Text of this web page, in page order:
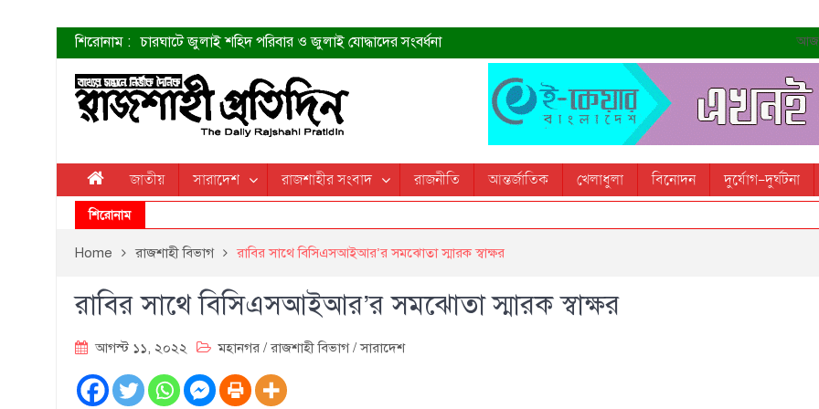
শিরোনাম : চারঘাটে জুলাই শহিদ পরিবার ও জুলাই যোদ্ধাদের সংবর্ধনা
শহীদদের প্রত্যাশা এখনো পূরণ হয়নি: ডা. শফিকুর রহমান
ত্বক ভালো রাখতে যে ৫ কাজ করবেন
জুলাই স্মৃতি জাদুঘরের দুয়ার খুলেছে উদ্বোধন করলেন প্রধানমন্ত্রী
শাহরুখের নতুন সিনেমার লুক
কোয়ার্টার ফাইনালে নেইমারের দুর্দান্ত অ্যাসিস্টে সান্তোস
ডেনিস লিয়ামিন রাশিয়ার ড্রোন বাহিনীর প্রধান হলেন
জুলাই শহিদদের আত্মত্যাগ জাতি চিরকাল শ্রদ্ধার সাথে স্মরণ করবে: ভূমিমন্ত্রী
আজ-
জাতীয় সারাদেশ রাজশাহীর সংবাদ রাজনীতি আন্তর্জাতিক খেলাধুলা বিনোদন দুর্যোগ-দুর্ঘটনা
শিরোনাম
Home রাজশাহী বিভাগ রাবির সাথে বিসিএসআইআর’র সমঝোতা স্মারক স্বাক্ষর
রাবির সাথে বিসিএসআইআর’র সমঝোতা স্মারক স্বাক্ষর
আগস্ট ১১, ২০২২ মহানগর /রাজশাহী বিভাগ/সারাদেশ